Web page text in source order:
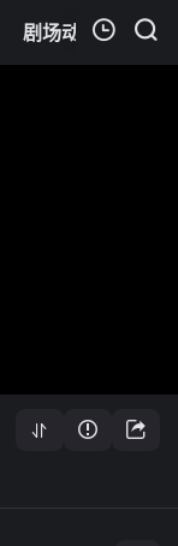
剧场动漫 追剧